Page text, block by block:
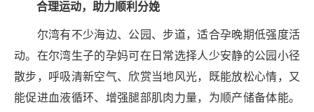
合理运动，助力顺利分娩‌
尔湾有不少海边、公园、步道，适合孕晚期低强度活
动。在尔湾生子的孕妈可在日常选择人少安静的公园小径
散步，呼吸清新空气、欣赏当地风光，既能放松心情，又
能促进血液循环、增强腿部肌肉力量，为顺产储备体能。